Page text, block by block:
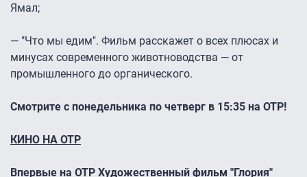
Ямал;
— "Что мы едим". Фильм расскажет о всех плюсах и
минусах современного животноводства — от
промышленного до органического.
Смотрите с понедельника по четверг в 15:35 на ОТР!
КИНО НА ОТР
Впервые на ОТР Художественный фильм "Глория"